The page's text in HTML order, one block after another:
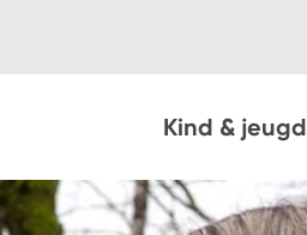
Kind & jeugd